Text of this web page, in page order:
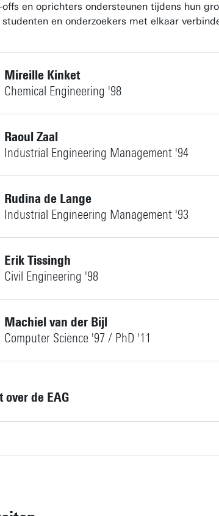
offs en oprichters ondersteunen tijdens hun
en onderzoekers met elkaar
Mireille Kinket
Chemical Engineering '98
mij op LinkedIn
Raoul Zaal
Industrial Engineering Management '94
mij op LinkedIn
Rudina de Lange
Industrial Engineering Management '93
mij op LinkedIn
Erik Tissingh
Civil Engineering '98
mij op LinkedIn
Machiel van der Bijl
Computer Science '97 / PhD '11
mij op LinkedIn
over de EAG